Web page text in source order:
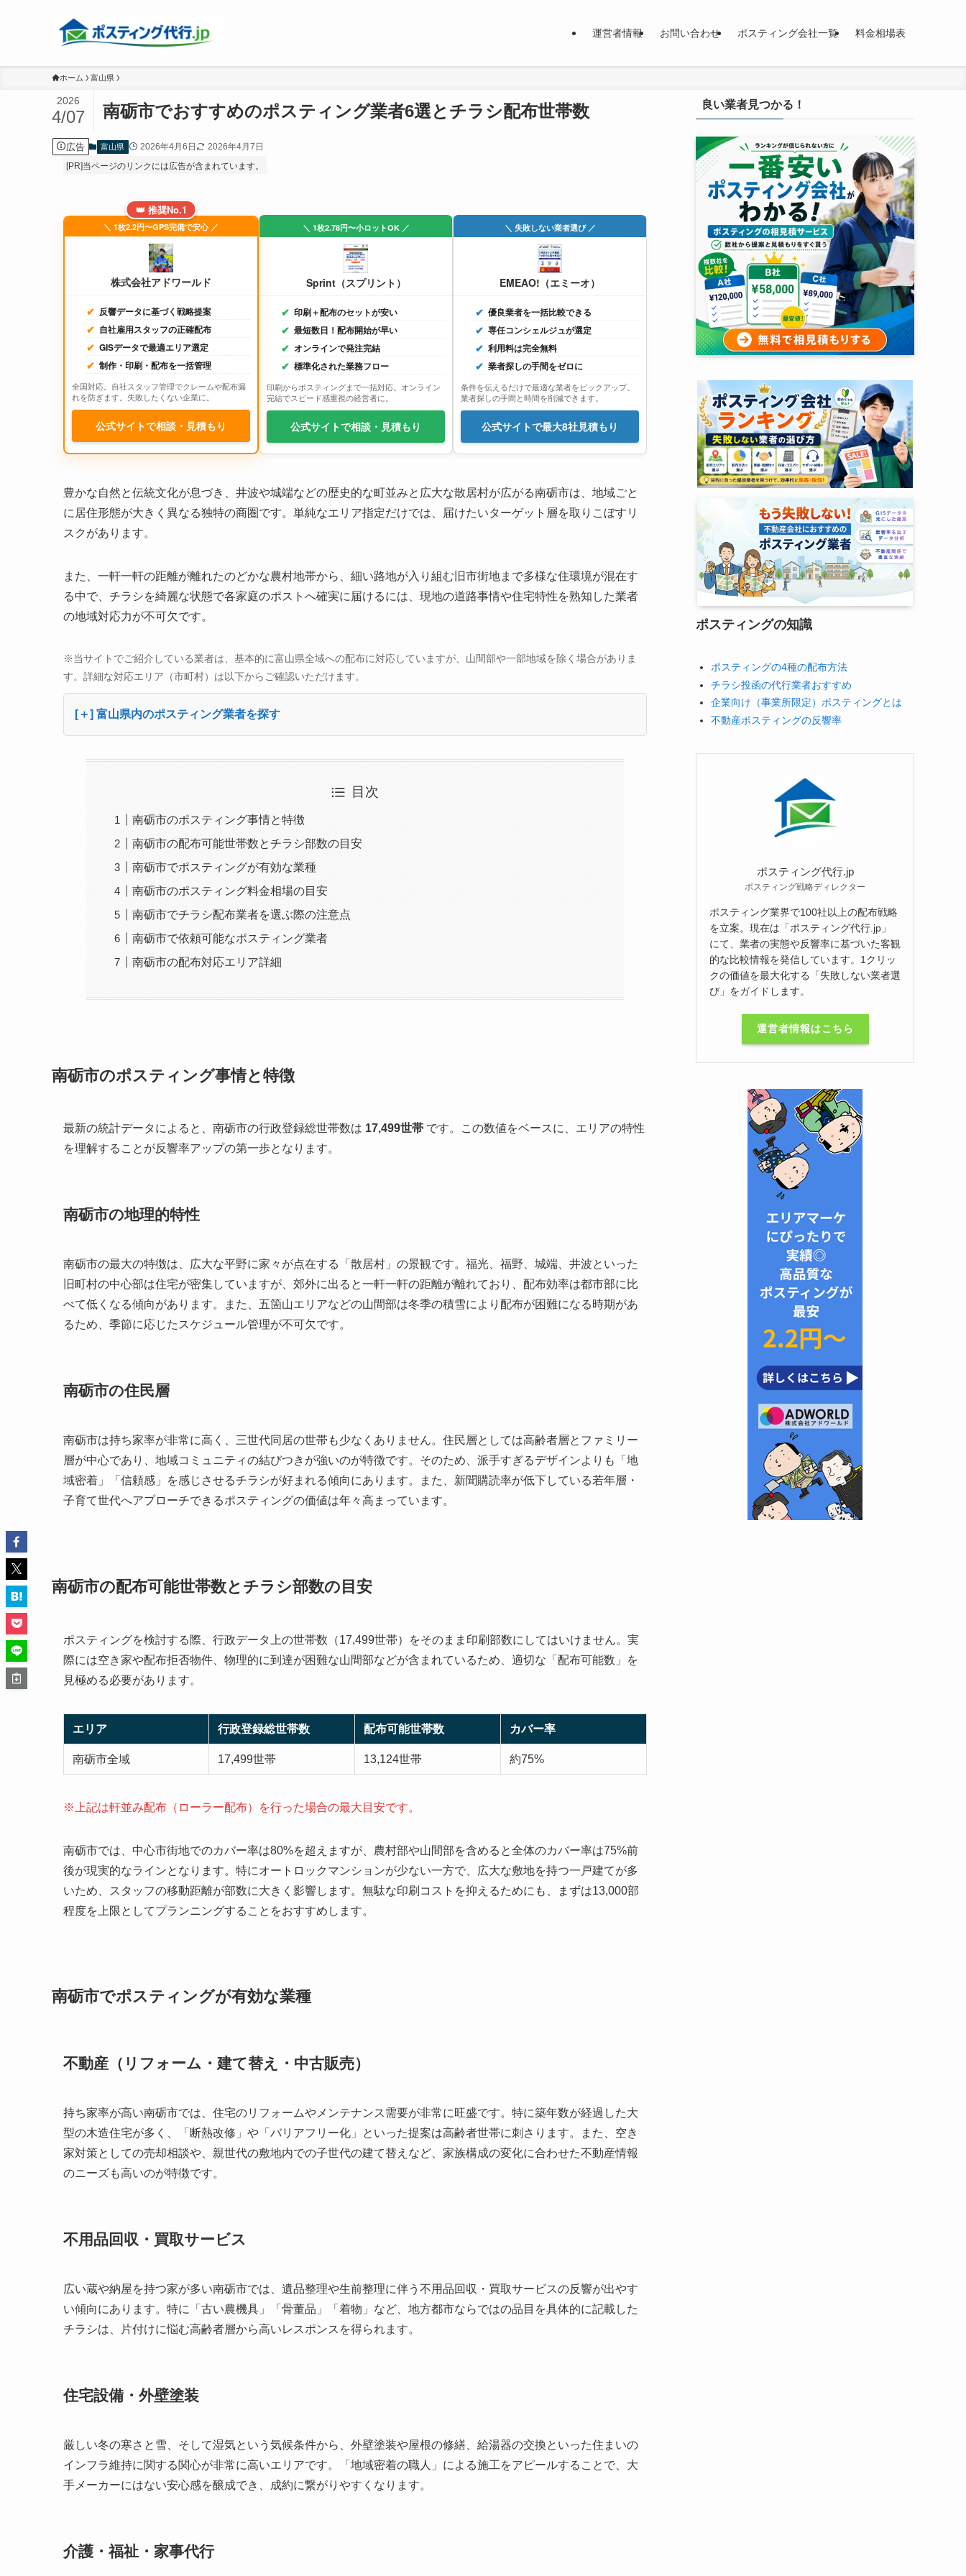
運営者情報 お問い合わせ ポスティング会社一覧 料金相場表
ホーム 富山県
南砺市でおすすめのポスティング業者6選とチラシ配布世帯数
2026
4/07
広告 富山県 2026年4月6日
2026年4月7日
[PR]当ページのリンクには広告が含まれています。
👑 推奨No.1
＼ 1枚2.2円〜GPS完備で安心 ／
株式会社アドワールド
反響データに基づく戦略提案
自社雇用スタッフの正確配布
GISデータで最適エリア選定
制作・印刷・配布を一括管理
全国対応。自社スタッフ管理でクレームや配布漏
れを防ぎます。失敗したくない企業に。
公式サイトで相談・見積もり
＼ 1枚2.78円〜小ロットOK ／
Sprint（スプリント）
印刷＋配布のセットが安い
最短数日！配布開始が早い
オンラインで発注完結
標準化された業務フロー
印刷からポスティングまで一括対応。オンライン
完結でスピード感重視の経営者に。
公式サイトで相談・見積もり
＼ 失敗しない業者選び ／
EMEAO!（エミーオ）
優良業者を一括比較できる
専任コンシェルジュが選定
利用料は完全無料
業者探しの手間をゼロに
条件を伝えるだけで最適な業者をピックアップ。
業者探しの手間と時間を削減できます。
公式サイトで最大8社見積もり
豊かな自然と伝統文化が息づき、井波や城端などの歴史的な町並みと広大な散居村が広がる南砺市は、地域ごと
に居住形態が大きく異なる独特の商圏です。単純なエリア指定だけでは、届けたいターゲット層を取りこぼすリ
スクがあります。
また、一軒一軒の距離が離れたのどかな農村地帯から、細い路地が入り組む旧市街地まで多様な住環境が混在す
る中で、チラシを綺麗な状態で各家庭のポストへ確実に届けるには、現地の道路事情や住宅特性を熟知した業者
の地域対応力が不可欠です。
※当サイトでご紹介している業者は、基本的に富山県全域への配布に対応していますが、山間部や一部地域を除く場合がありま
す。詳細な対応エリア（市町村）は以下からご確認いただけます。
[＋] 富山県内のポスティング業者を探す
目次
南砺市のポスティング事情と特徴
南砺市の配布可能世帯数とチラシ部数の目安
南砺市でポスティングが有効な業種
南砺市のポスティング料金相場の目安
南砺市でチラシ配布業者を選ぶ際の注意点
南砺市で依頼可能なポスティング業者
南砺市の配布対応エリア詳細
南砺市のポスティング事情と特徴
最新の統計データによると、南砺市の行政登録総世帯数は 17,499世帯 です。この数値をベースに、エリアの特性
を理解することが反響率アップの第一歩となります。
南砺市の地理的特性
南砺市の最大の特徴は、広大な平野に家々が点在する「散居村」の景観です。福光、福野、城端、井波といった
旧町村の中心部は住宅が密集していますが、郊外に出ると一軒一軒の距離が離れており、配布効率は都市部に比
べて低くなる傾向があります。また、五箇山エリアなどの山間部は冬季の積雪により配布が困難になる時期があ
るため、季節に応じたスケジュール管理が不可欠です。
南砺市の住民層
南砺市は持ち家率が非常に高く、三世代同居の世帯も少なくありません。住民層としては高齢者層とファミリー
層が中心であり、地域コミュニティの結びつきが強いのが特徴です。そのため、派手すぎるデザインよりも「地
域密着」「信頼感」を感じさせるチラシが好まれる傾向にあります。また、新聞購読率が低下している若年層・
子育て世代へアプローチできるポスティングの価値は年々高まっています。
南砺市の配布可能世帯数とチラシ部数の目安
ポスティングを検討する際、行政データ上の世帯数（17,499世帯）をそのまま印刷部数にしてはいけません。実
際には空き家や配布拒否物件、物理的に到達が困難な山間部などが含まれているため、適切な「配布可能数」を
見極める必要があります。
エリア 行政登録総世帯数 配布可能世帯数 カバー率
南砺市全域 17,499世帯 13,124世帯 約75%
※上記は軒並み配布（ローラー配布）を行った場合の最大目安です。
南砺市では、中心市街地でのカバー率は80%を超えますが、農村部や山間部を含めると全体のカバー率は75%前
後が現実的なラインとなります。特にオートロックマンションが少ない一方で、広大な敷地を持つ一戸建てが多
いため、スタッフの移動距離が部数に大きく影響します。無駄な印刷コストを抑えるためにも、まずは13,000部
程度を上限としてプランニングすることをおすすめします。
南砺市でポスティングが有効な業種
不動産（リフォーム・建て替え・中古販売）
持ち家率が高い南砺市では、住宅のリフォームやメンテナンス需要が非常に旺盛です。特に築年数が経過した大
型の木造住宅が多く、「断熱改修」や「バリアフリー化」といった提案は高齢者世帯に刺さります。また、空き
家対策としての売却相談や、親世代の敷地内での子世代の建て替えなど、家族構成の変化に合わせた不動産情報
のニーズも高いのが特徴です。
不用品回収・買取サービス
広い蔵や納屋を持つ家が多い南砺市では、遺品整理や生前整理に伴う不用品回収・買取サービスの反響が出やす
い傾向にあります。特に「古い農機具」「骨董品」「着物」など、地方都市ならではの品目を具体的に記載した
チラシは、片付けに悩む高齢者層から高いレスポンスを得られます。
住宅設備・外壁塗装
厳しい冬の寒さと雪、そして湿気という気候条件から、外壁塗装や屋根の修繕、給湯器の交換といった住まいの
インフラ維持に関する関心が非常に高いエリアです。「地域密着の職人」による施工をアピールすることで、大
手メーカーにはない安心感を醸成でき、成約に繋がりやすくなります。
介護・福祉・家事代行
良い業者見つかる！
ポスティングの知識
ポスティングの4種の配布方法
チラシ投函の代行業者おすすめ
企業向け（事業所限定）ポスティングとは
不動産ポスティングの反響率
ポスティング代行.jp
ポスティング戦略ディレクター
ポスティング業界で100社以上の配布戦略
を立案。現在は「ポスティング代行.jp」
にて、業者の実態や反響率に基づいた客観
的な比較情報を発信しています。1クリッ
クの価値を最大化する「失敗しない業者選
び」をガイドします。
運営者情報はこちら